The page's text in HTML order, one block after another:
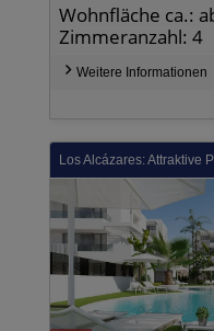
Wohnfläche ca.:
Zimmeranzahl: 4
Weitere Informationen
Los